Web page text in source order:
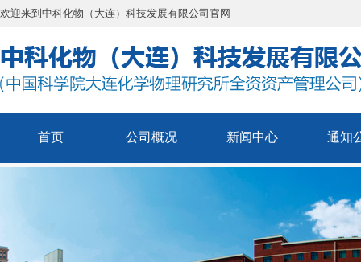
欢迎来到中科化物（大连）科技发展有限公司官网
首页 公司概况 新闻中心 通知